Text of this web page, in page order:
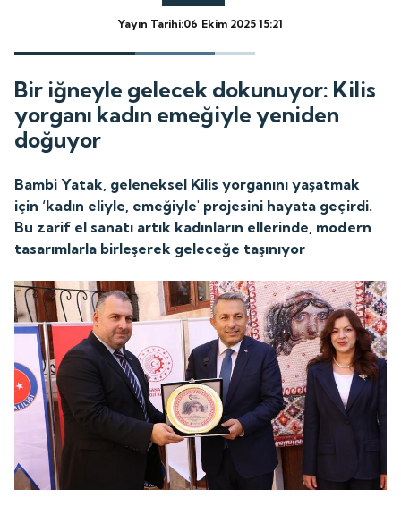
Yayın Tarihi:06 Ekim 2025 15:21
Bir iğneyle gelecek dokunuyor: Kilis
yorganı kadın emeğiyle yeniden
doğuyor
Bambi Yatak, geleneksel Kilis yorganını yaşatmak
için ‘kadın eliyle, emeğiyle' projesini hayata geçirdi.
Bu zarif el sanatı artık kadınların ellerinde, modern
tasarımlarla birleşerek geleceğe taşınıyor